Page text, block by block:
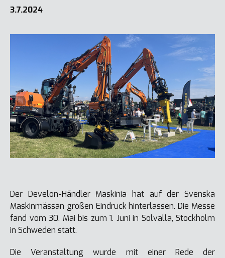
3.7.2024
Der Develon-Händler Maskinia hat auf der Svenska
Maskinmässan großen Eindruck hinterlassen. Die Messe
fand vom 30. Mai bis zum 1. Juni in Solvalla, Stockholm
in Schweden statt.
Die Veranstaltung wurde mit einer Rede der